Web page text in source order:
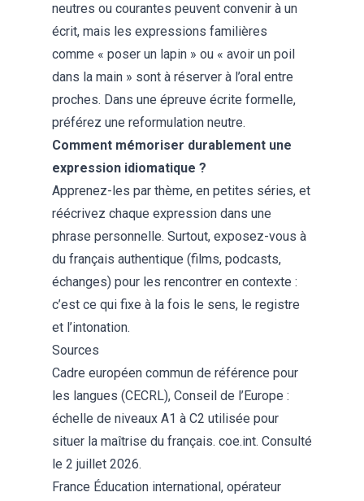
neutres ou courantes peuvent convenir à un
écrit, mais les expressions familières
comme « poser un lapin » ou « avoir un poil
dans la main » sont à réserver à l’oral entre
proches. Dans une épreuve écrite formelle,
préférez une reformulation neutre.
Comment mémoriser durablement une
expression idiomatique ?
Apprenez-les par thème, en petites séries, et
réécrivez chaque expression dans une
phrase personnelle. Surtout, exposez-vous à
du français authentique (films, podcasts,
échanges) pour les rencontrer en contexte :
c’est ce qui fixe à la fois le sens, le registre
et l’intonation.
Sources
Cadre européen commun de référence pour
les langues (CECRL), Conseil de l’Europe :
échelle de niveaux A1 à C2 utilisée pour
situer la maîtrise du français. coe.int. Consulté
le 2 juillet 2026.
France Éducation international, opérateur